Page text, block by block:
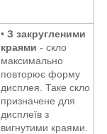
• З закругленими
краями - скло
максимально
повторює форму
дисплея. Таке скло
призначене для
дисплеїв з
вигнутими краями.